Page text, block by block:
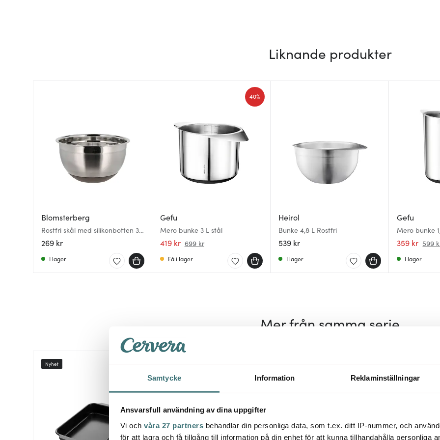
Samtycke Information Reklaminställningar
Ansvarsfull användning av dina uppgifter
Vi och våra 27 partners behandlar din personliga data, som t.ex. ditt IP-nummer, och
för att lagra och få tillgång till information på din enhet för att kunna tillhandahålla personliga
Liknande produkter
Blomsterberg
Rostfri skål med silikonbotten 3
L latte
269 kr
I lager
Gefu
Mero bunke 3 L stål
419 kr 699 kr
40%
Få i lager
Heirol
Bunke 4,8 L Rostfri
539 kr
I lager
Gefu
Mero bunke
359 kr 599
I lager
Mer från samma serie
Nyhet